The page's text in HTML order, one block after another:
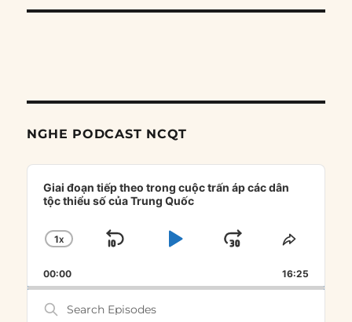
NGHE PODCAST NCQT
Audio
Player
Giai đoạn tiếp theo trong cuộc trấn áp các dân
tộc thiểu số của Trung Quốc
CHANGE
RATE
1X
SKIP
PLAYJUMP
FORWARD
SHARE
00:00 16:25
Search
Episodes